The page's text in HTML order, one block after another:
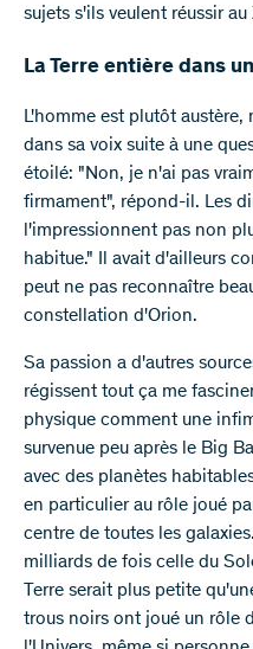
sujets s'ils veulent réussir au
La Terre entière dans
L'homme est plutôt
dans sa voix suite à une
étoilé: "Non, je n'ai pas
firmament", répond-il. Les
l'impressionnent pas non
habitue." Il avait d'ailleurs
peut ne pas reconnaître
constellation d'Orion.
Sa passion a d'autres
régissent tout ça me
physique comment une
survenue peu après le Big
avec des planètes
en particulier au rôle joué
centre de toutes les
milliards de fois celle du
Terre serait plus petite
trous noirs ont joué un rôle